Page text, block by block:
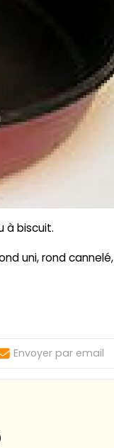
à biscuit.
uni, rond cannelé,
Envoyer par email